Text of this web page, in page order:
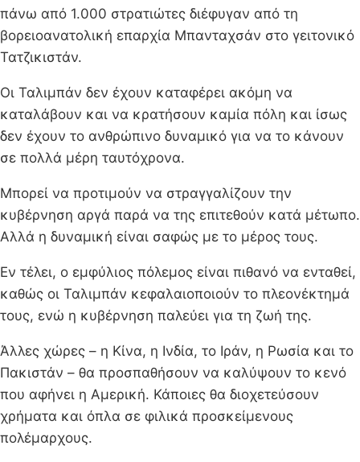
πάνω από 1.000 στρατιώτες διέφυγαν από τη
βορειοανατολική επαρχία Μπανταχσάν στο γειτονικό
Τατζικιστάν.
Οι Ταλιμπάν δεν έχουν καταφέρει ακόμη να
καταλάβουν και να κρατήσουν καμία πόλη και ίσως
δεν έχουν το ανθρώπινο δυναμικό για να το κάνουν
σε πολλά μέρη ταυτόχρονα.
Μπορεί να προτιμούν να στραγγαλίζουν την
κυβέρνηση αργά παρά να της επιτεθούν κατά μέτωπο.
Αλλά η δυναμική είναι σαφώς με το μέρος τους.
Εν τέλει, ο εμφύλιος πόλεμος είναι πιθανό να ενταθεί,
καθώς οι Ταλιμπάν κεφαλαιοποιούν το πλεονέκτημά
τους, ενώ η κυβέρνηση παλεύει για τη ζωή της.
Άλλες χώρες – η Κίνα, η Ινδία, το Ιράν, η Ρωσία και το
Πακιστάν – θα προσπαθήσουν να καλύψουν το κενό
που αφήνει η Αμερική. Κάποιες θα διοχετεύσουν
χρήματα και όπλα σε φιλικά προσκείμενους
πολέμαρχους.